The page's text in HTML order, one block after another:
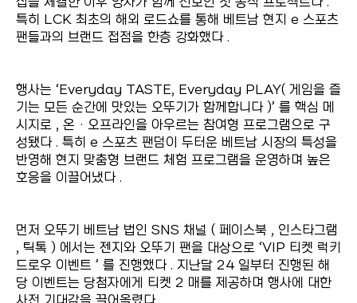
특히 LCK 최초의 해외 로드쇼를 통해 베트남 현지 e 스포츠
팬들과의 브랜드 접점을 한층 강화했다 .
행사는 ‘Everyday TASTE, Everyday PLAY( 게임을 즐
기는 모든 순간에 맛있는 오뚜기가 함께합니다 )’ 를 핵심 메
시지로 , 온 · 오프라인을 아우르는 참여형 프로그램으로 구
성됐다 . 특히 e 스포츠 팬덤이 두터운 베트남 시장의 특성을
반영해 현지 맞춤형 브랜드 체험 프로그램을 운영하며 높은
호응을 이끌어냈다 .
먼저 오뚜기 베트남 법인 SNS 채널 ( 페이스북 , 인스타그램
, 틱톡 ) 에서는 젠지와 오뚜기 팬을 대상으로 ‘VIP 티켓 럭키
드로우 이벤트 ’ 를 진행했다 . 지난달 24 일부터 진행된 해
당 이벤트는 당첨자에게 티켓 2 매를 제공하며 행사에 대한
사전 기대감을 끌어올렸다 .